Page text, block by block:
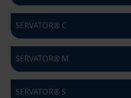
SERVATOR® C
SERVATOR® M
SERVATOR® S